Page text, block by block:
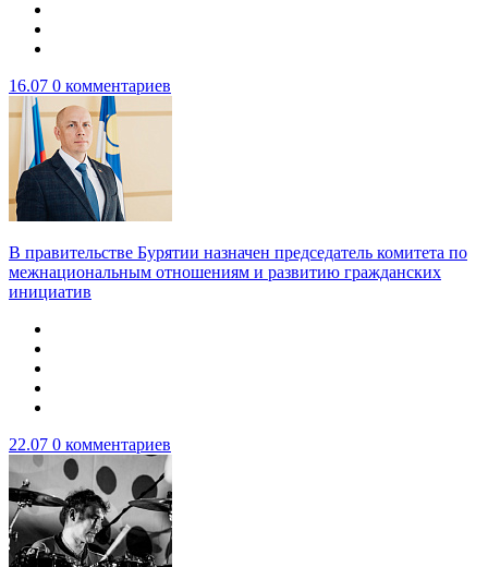
16.07 0 комментариев
В правительстве Бурятии назначен председатель комитета по
межнациональным отношениям и развитию гражданских
инициатив
22.07 0 комментариев